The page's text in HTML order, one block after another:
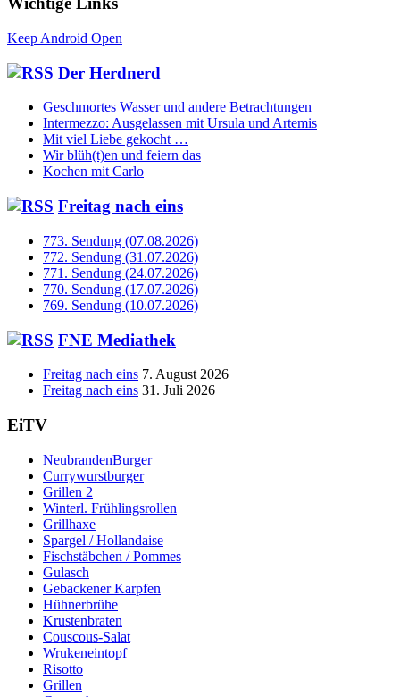
Keep Android Open
Der Herdnerd
Geschmortes Wasser und andere Betrachtungen
Intermezzo: Ausgelassen mit Ursula und Artemis
Mit viel Liebe gekocht …
Wir blüh(t)en und feiern das
Kochen mit Carlo
Freitag nach eins
773. Sendung (07.08.2026)
772. Sendung (31.07.2026)
771. Sendung (24.07.2026)
770. Sendung (17.07.2026)
769. Sendung (10.07.2026)
FNE Mediathek
Freitag nach eins 7. August 2026
Freitag nach eins 31. Juli 2026
EiTV
NeubrandenBurger
Currywurstburger
Grillen 2
Winterl. Frühlingsrollen
Grillhaxe
Spargel / Hollandaise
Fischstäbchen / Pommes
Gulasch
Gebackener Karpfen
Hühnerbrühe
Krustenbraten
Couscous-Salat
Wrukeneintopf
Risotto
Grillen